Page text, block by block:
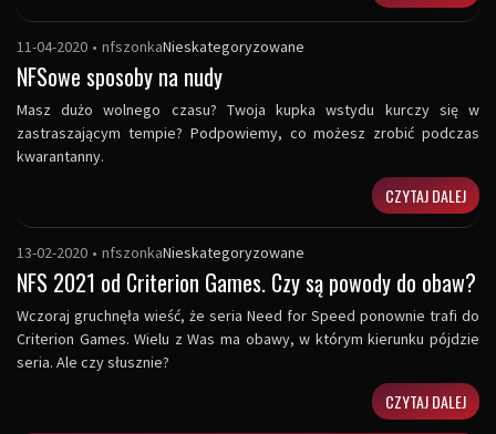
11-04-2020 • nfszonkaNieskategoryzowane
NFSowe sposoby na nudy
Masz dużo wolnego czasu? Twoja kupka wstydu kurczy się w
zastraszającym tempie? Podpowiemy, co możesz zrobić podczas
kwarantanny.
CZYTAJ DALEJ
13-02-2020 • nfszonkaNieskategoryzowane
NFS 2021 od Criterion Games. Czy są powody do obaw?
Wczoraj gruchnęła wieść, że seria Need for Speed ponownie trafi do
Criterion Games. Wielu z Was ma obawy, w którym kierunku pójdzie
seria. Ale czy słusznie?
CZYTAJ DALEJ